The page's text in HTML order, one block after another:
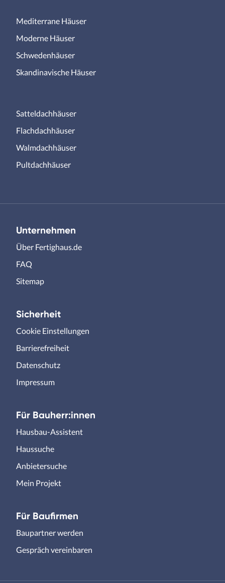
Mediterrane Häuser
Moderne Häuser
Schwedenhäuser
Skandinavische Häuser
Satteldachhäuser
Flachdachhäuser
Walmdachhäuser
Pultdachhäuser
Unternehmen
Über Fertighaus.de
FAQ
Sitemap
Sicherheit
Cookie Einstellungen
Barrierefreiheit
Datenschutz
Impressum
Für Bauherr:innen
Hausbau-Assistent
Haussuche
Anbietersuche
Mein Projekt
Für Baufirmen
Baupartner werden
Gespräch vereinbaren